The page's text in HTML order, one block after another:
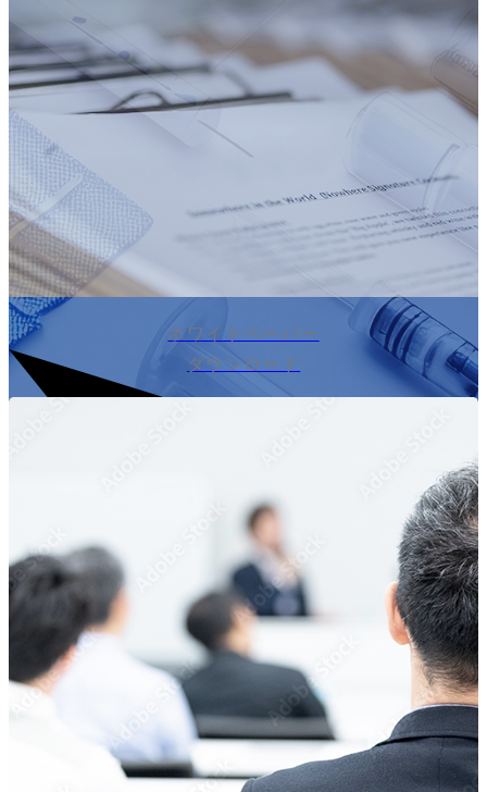
ホワイトペーパー
ダウンロード